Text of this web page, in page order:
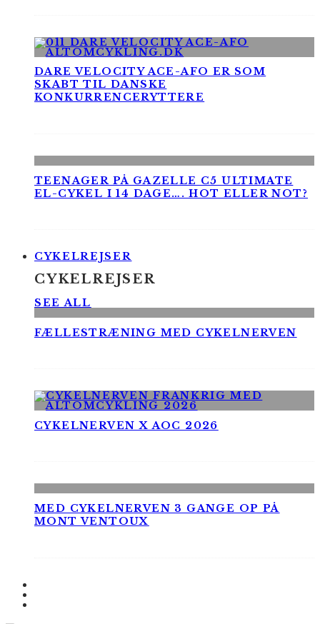
DARE VELOCITY ACE-AFO ER SOM
SKABT TIL DANSKE
KONKURRENCERYTTERE
TEENAGER PÅ GAZELLE C5 ULTIMATE
EL-CYKEL I 14 DAGE…. HOT ELLER NOT?
CYKELREJSER
CYKELREJSER
SEE ALL
FÆLLESTRÆNING MED CYKELNERVEN
CYKELNERVEN X AOC 2026
MED CYKELNERVEN 3 GANGE OP PÅ
MONT VENTOUX